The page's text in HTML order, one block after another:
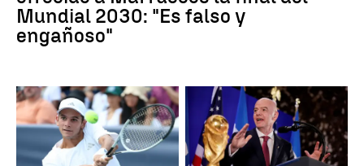
Mundial 2030: "Es falso y
engañoso"